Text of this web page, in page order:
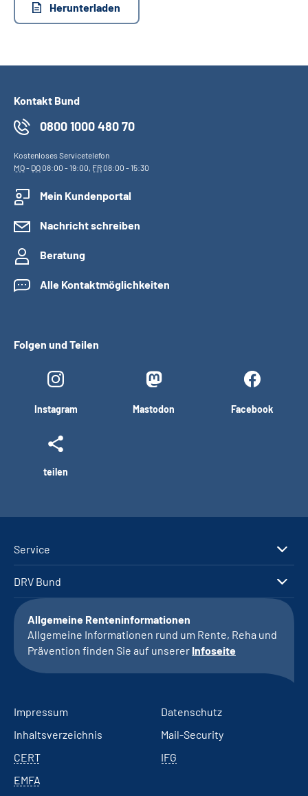
Herunterladen
Kontakt Bund
0800 1000 480 70
Kostenloses Servicetelefon
MO- DO08:00 - 19:00, FR08:00 - 15:30
Mein Kundenportal
Nachricht schreiben
Beratung
Alle Kontaktmöglichkeiten
Folgen und Teilen
Instagram Mastodon Facebook
teilen
Service
DRV Bund
Allgemeine Renteninformationen
Allgemeine Informationen rund um Rente, Reha und
Prävention finden Sie auf unserer Infoseite
Impressum
Datenschutz
Inhaltsverzeichnis
Mail-Security
CERT
IFG
EMFA